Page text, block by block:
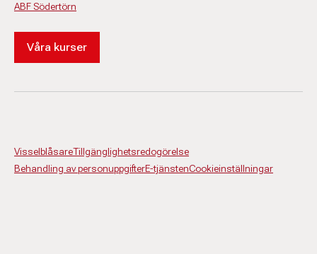
ABF Södertörn
Våra kurser
VisselblåsareTillgänglighetsredogörelse
Behandling av personuppgifterE-tjänstenCookieinställningar